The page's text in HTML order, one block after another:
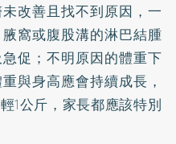
改善且找不到原因，一
窩或腹股溝的淋巴結腫
促；不明原因的體重下
與身高應會持續成長，
1公斤，家長都應該特別